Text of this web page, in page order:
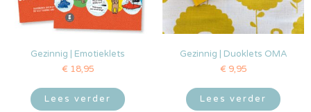
Gezinnig | Emotieklets
€ 18,95
Lees verder
Gezinnig | Duoklets OMA
€ 9,95
Lees verder